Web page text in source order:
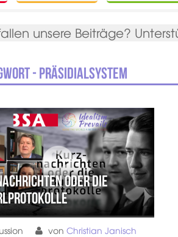
unsere Beiträge?
- Präsidialsystem
oder die
vonChristian Janisch